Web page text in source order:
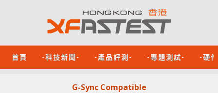
首頁 -科技新聞- -產品評測- -專題測試- -硬
G-Sync Compatible